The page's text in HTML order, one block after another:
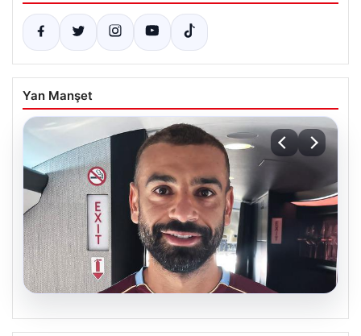
Yan Manşet
05.08.2026